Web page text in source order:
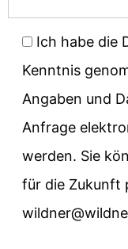
Ich habe die
Kenntnis
Angaben und
Anfrage
werden. Sie
für die Zukunft